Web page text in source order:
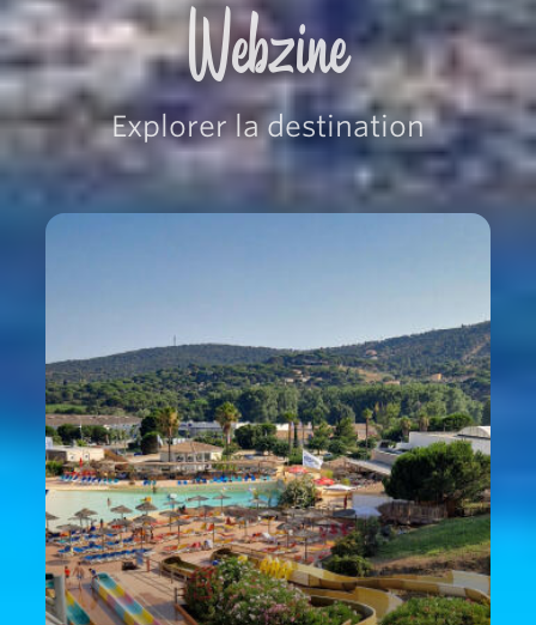
Webzine
Explorer la destination